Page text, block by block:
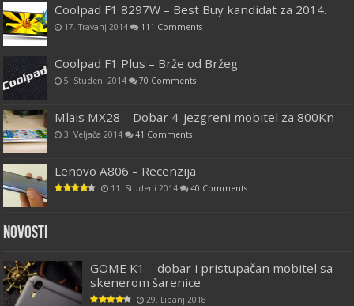
Coolpad F1 8297W – Best Buy kandidat za 2014.
17. Travanj 2014 111 Comments
Coolpad F1 Plus – Brže od Bržeg
5. Studeni 2014 70 Comments
Mlais MX28 – Dobar 4-jezgreni mobitel za 800Kn
3. Veljača 2014 41 Comments
Lenovo A806 – Recenzija
11. Studeni 2014 40 Comments
Novosti
GOME K1 – dobar i pristupačan mobitel sa
skenerom šarenice
29. Lipanj 2018